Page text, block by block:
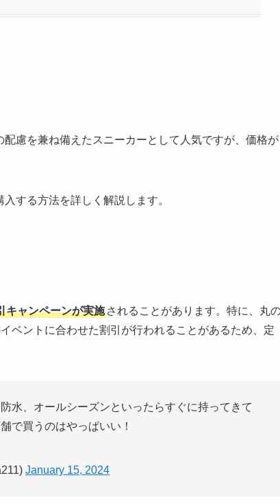
慮を兼ね備えたスニーカーとして人気ですが、価格が
する方法を詳しく解説します。
キャンペーンが実施 されることがあります。特に、丸
ベントに合わせた割引が行われることがあるため、定
水、オールシーズンといったらすぐに持ってきて
で買うのはやっぱいい！
January 15, 2024